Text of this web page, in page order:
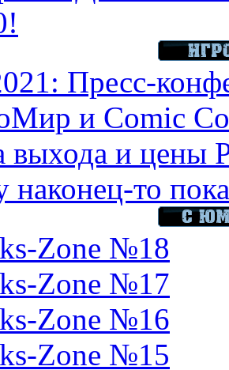
Пресс-
и Comic
выхода и цены
наконец-то
Zone №18
Zone №17
Zone №16
Zone №15